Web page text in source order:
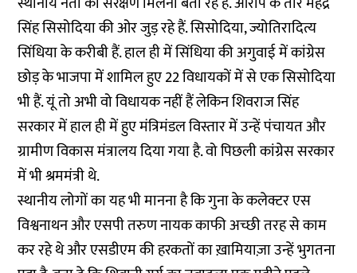
सिंह सिसोदिया की ओर जुड़ रहे हैं. सिसोदिया, ज्योतिरादित्य
सिंधिया के करीबी हैं. हाल ही में सिंधिया की अगुवाई में कांग्रेस
छोड़ के भाजपा में शामिल हुए 22 विधायकों में से एक सिसोदिया
भी हैं. यूं तो अभी वो विधायक नहीं हैं लेकिन शिवराज सिंह
सरकार में हाल ही में हुए मंत्रिमंडल विस्तार में उन्हें पंचायत और
ग्रामीण विकास मंत्रालय दिया गया है. वो पिछली कांग्रेस सरकार
में भी श्रममंत्री थे.
स्थानीय लोगों का यह भी मानना है कि गुना के कलेक्टर एस
विश्वनाथन और एसपी तरुण नायक काफी अच्छी तरह से काम
कर रहे थे और एसडीएम की हरकतों का ख़ामियाज़ा उन्हें भुगतना